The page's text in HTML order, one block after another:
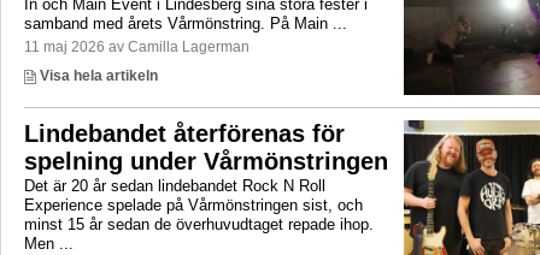
In och Main Event i Lindesberg sina stora fester i
samband med årets Vårmönstring. På Main ...
11 maj 2026 av Camilla Lagerman
Visa hela artikeln
Lindebandet återförenas för
spelning under Vårmönstringen
Det är 20 år sedan lindebandet Rock N Roll
Experience spelade på Vårmönstringen sist, och
minst 15 år sedan de överhuvudtaget repade ihop.
Men ...